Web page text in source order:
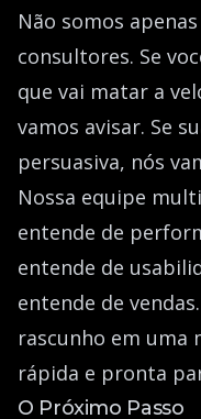
Não somos
consultores. Se
que vai matar a
vamos avisar. Se
persuasiva, nós
Nossa equipe
entende de
entende de
entende de
rascunho em uma
rápida e pronta
O Próximo Passo